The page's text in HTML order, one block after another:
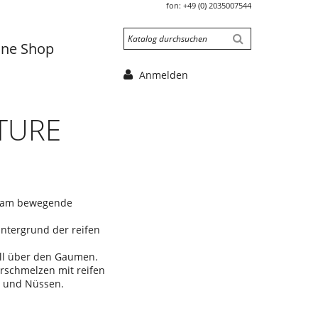
fon: +49 (0) 2035007544
Shop
Anmelden
bewegende
der reifen
über den Gaumen.
mit reifen
Nüssen.